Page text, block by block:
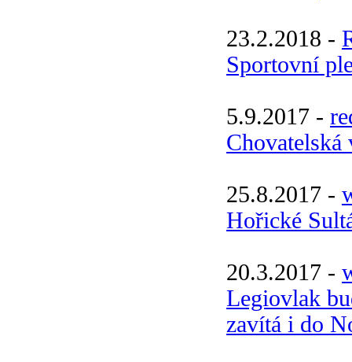
23.2.2018 -
Sportovní
5.9.2017 -
25.8.2017 -
Hořické
20.3.2017 -
Legiovlak
zavítá i do